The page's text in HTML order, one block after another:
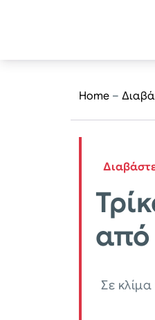
Home –
από
Σε